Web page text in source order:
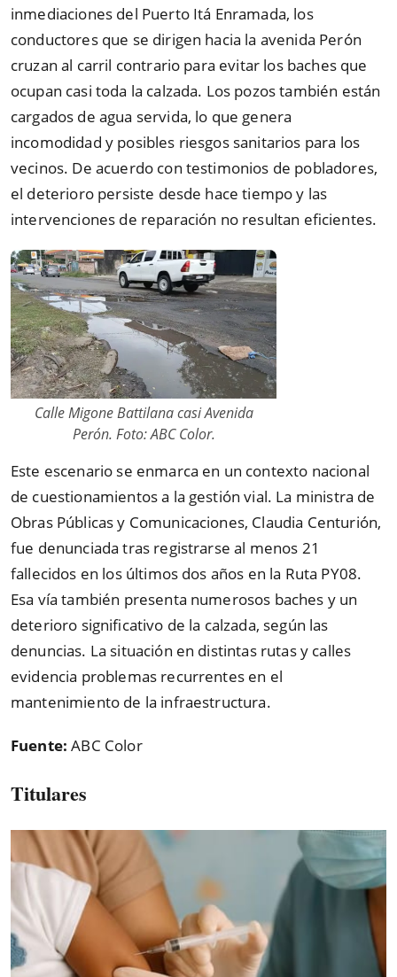
inmediaciones del Puerto Itá Enramada, los
conductores que se dirigen hacia la avenida Perón
cruzan al carril contrario para evitar los baches que
ocupan casi toda la calzada. Los pozos también están
cargados de agua servida, lo que genera
incomodidad y posibles riesgos sanitarios para los
vecinos. De acuerdo con testimonios de pobladores,
el deterioro persiste desde hace tiempo y las
intervenciones de reparación no resultan eficientes.
Calle Migone Battilana casi Avenida
Perón. Foto: ABC Color.
Este escenario se enmarca en un contexto nacional
de cuestionamientos a la gestión vial. La ministra de
Obras Públicas y Comunicaciones, Claudia Centurión,
fue denunciada tras registrarse al menos 21
fallecidos en los últimos dos años en la Ruta PY08.
Esa vía también presenta numerosos baches y un
deterioro significativo de la calzada, según las
denuncias. La situación en distintas rutas y calles
evidencia problemas recurrentes en el
mantenimiento de la infraestructura.
Fuente:ABC Color
Titulares